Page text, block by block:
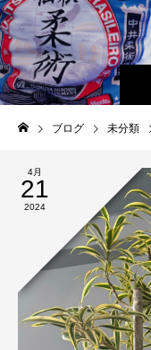
ブログ 未分類
4月
21
2024